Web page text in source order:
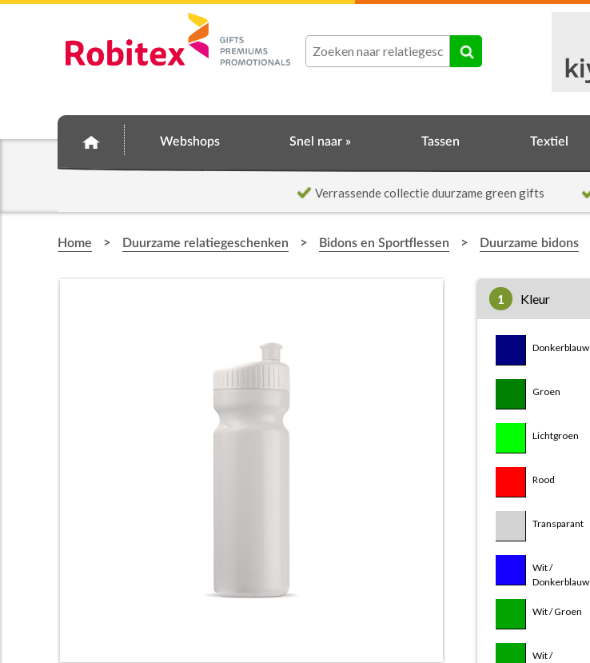
Webshops Snel naar » Tassen Textiel
Verrassende collectie duurzame green gifts
Home > Duurzame relatiegeschenken > Bidons en Sportflessen > Duurzame bidons
1 Kleur
Donkerblauw
Groen
Lichtgroen
Rood
Transparant
Wit /
Donkerblauw
Wit / Groen
Wit /